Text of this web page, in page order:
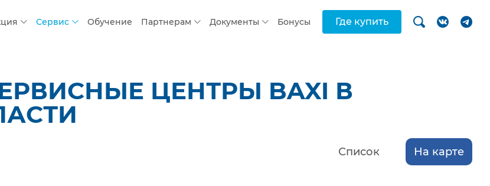
Сервис Обучение Партнерам Документы Бонусы Где купить
ЦЕНТРЫ BAXI В
Список На карте